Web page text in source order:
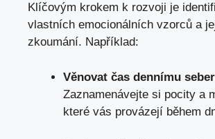
Klíčovým krokem k rozvoji je
vlastních emocionálních vzorců a
zkoumání. Například:
Věnovat čas dennímu
Zaznamenávejte si pocity a
které vás provázejí během